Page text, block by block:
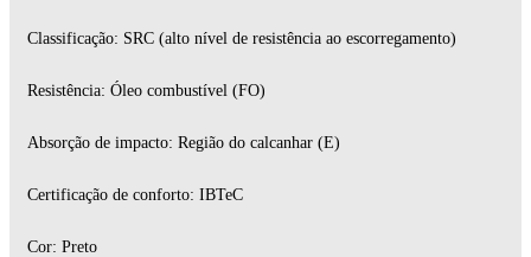
Classificação: SRC (alto nível de resistência ao escorregamento)
Resistência: Óleo combustível (FO)
Absorção de impacto: Região do calcanhar (E)
Certificação de conforto: IBTeC
Cor: Preto